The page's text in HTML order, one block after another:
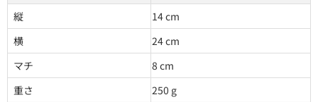
縦
14 cm
横
24 cm
マチ
8 cm
重さ
250 g